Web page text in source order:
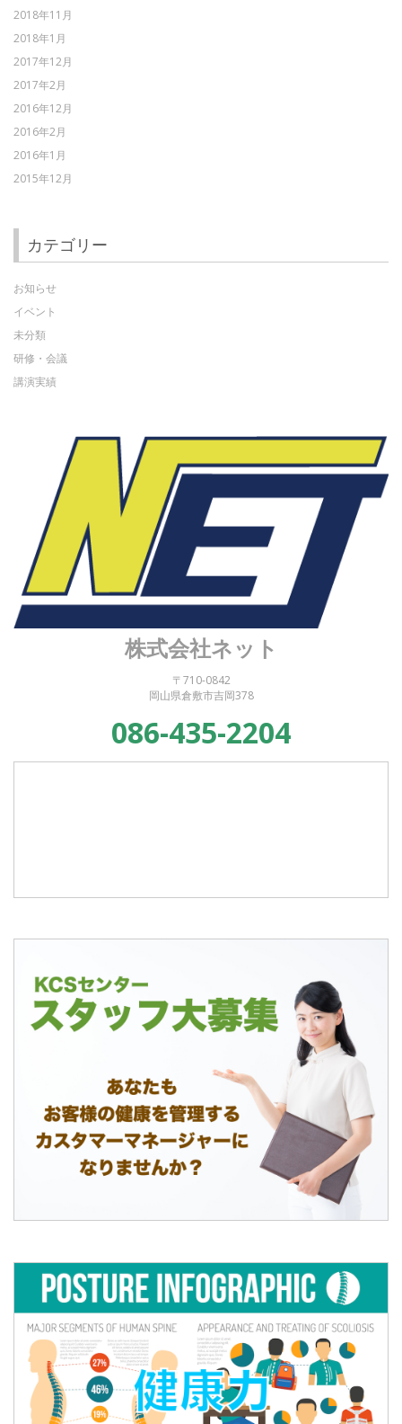
2018年11月
2018年1月
2017年12月
2017年2月
2016年12月
2016年2月
2016年1月
2015年12月
カテゴリー
お知らせ
イベント
未分類
研修・会議
講演実績
株式会社ネット
〒710-0842
岡山県倉敷市吉岡378
086-435-2204